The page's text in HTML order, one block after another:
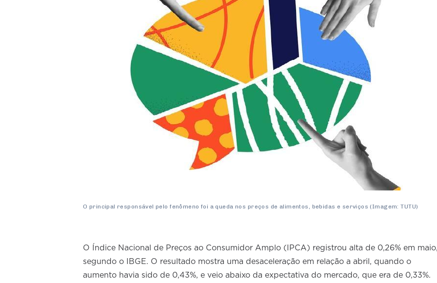
O principal responsável pelo fenômeno foi a queda nos preços de alimentos, bebidas e serviços (Imagem: TUTU)
O Índice Nacional de Preços ao Consumidor Amplo (IPCA) registrou alta de 0,26% em maio,
segundo o IBGE. O resultado mostra uma desaceleração em relação a abril, quando o
aumento havia sido de 0,43%, e veio abaixo da expectativa do mercado, que era de 0,33%.